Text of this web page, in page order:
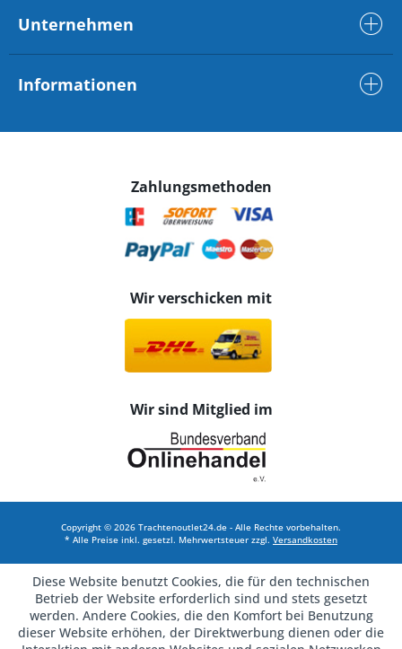
Unternehmen
Informationen
Zahlungsmethoden
Wir verschicken mit
Wir sind Mitglied im
Copyright © 2026 Trachtenoutlet24.de - Alle Rechte vorbehalten.
* Alle Preise inkl. gesetzl. Mehrwertsteuer zzgl. Versandkosten
Diese Website benutzt Cookies, die für den technischen
Betrieb der Website erforderlich sind und stets gesetzt
werden. Andere Cookies, die den Komfort bei Benutzung
dieser Website erhöhen, der Direktwerbung dienen oder die